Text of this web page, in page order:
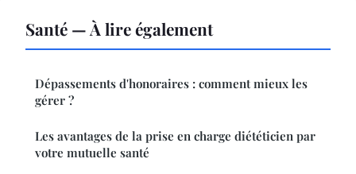
Santé — À lire également
Dépassements d'honoraires : comment mieux les
gérer ?
Les avantages de la prise en charge diététicien par
votre mutuelle santé